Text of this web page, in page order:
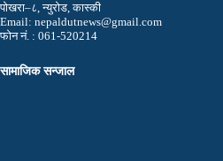
पोखरा–८, न्युरोड, कास्की
Email: nepaldutnews@gmail.com
फोन नं. : 061-520214
सामाजिक सन्जाल